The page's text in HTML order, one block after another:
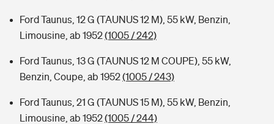
Ford Taunus, 12 G (TAUNUS 12 M), 55 kW, Benzin,
Limousine, ab 1952(1005 / 242)
Ford Taunus, 13 G (TAUNUS 12 M COUPE), 55 kW,
Benzin, Coupe, ab 1952(1005 / 243)
Ford Taunus, 21 G (TAUNUS 15 M), 55 kW, Benzin,
Limousine, ab 1952(1005 / 244)